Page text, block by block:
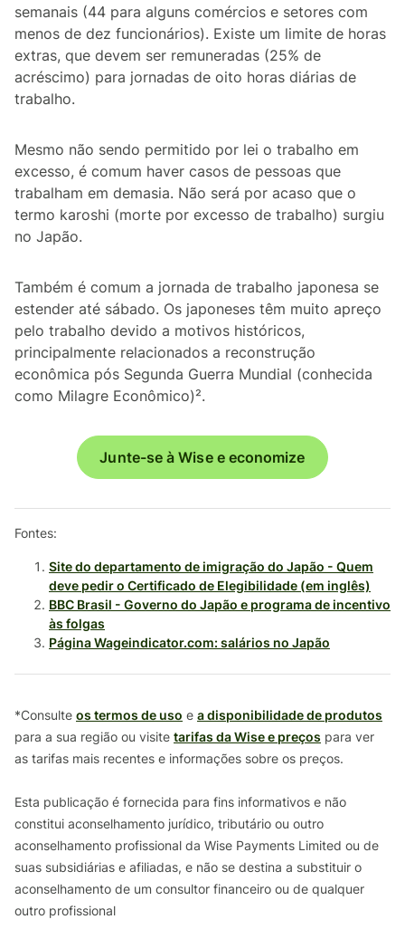
semanais (44 para alguns comércios e setores com
menos de dez funcionários). Existe um limite de horas
extras, que devem ser remuneradas (25% de
acréscimo) para jornadas de oito horas diárias de
trabalho.
Mesmo não sendo permitido por lei o trabalho em
excesso, é comum haver casos de pessoas que
trabalham em demasia. Não será por acaso que o
termo karoshi (morte por excesso de trabalho) surgiu
no Japão.
Também é comum a jornada de trabalho japonesa se
estender até sábado. Os japoneses têm muito apreço
pelo trabalho devido a motivos históricos,
principalmente relacionados a reconstrução
econômica pós Segunda Guerra Mundial (conhecida
como Milagre Econômico)².
Junte-se à Wise e economize
Fontes:
Site do departamento de imigração do Japão - Quem
deve pedir o Certificado de Elegibilidade (em inglês)
BBC Brasil - Governo do Japão e programa de incentivo
às folgas
Página Wageindicator.com: salários no Japão
*Consulte os termos de uso e a disponibilidade de produtos
para a sua região ou visite tarifas da Wise e preços para ver
as tarifas mais recentes e informações sobre os preços.
Esta publicação é fornecida para fins informativos e não
constitui aconselhamento jurídico, tributário ou outro
aconselhamento profissional da Wise Payments Limited ou de
suas subsidiárias e afiliadas, e não se destina a substituir o
aconselhamento de um consultor financeiro ou de qualquer
outro profissional